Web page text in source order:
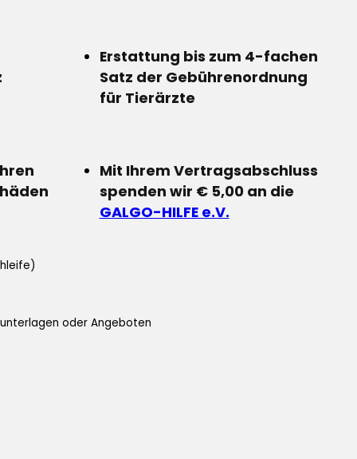
Erstattung bis zum 4-fachen
Satz der Gebührenordnung
für Tierärzte
Mit Ihrem Vertragsabschluss
spenden wir € 5,00 an die
GALGO-HILFE e.V.
oder Angeboten